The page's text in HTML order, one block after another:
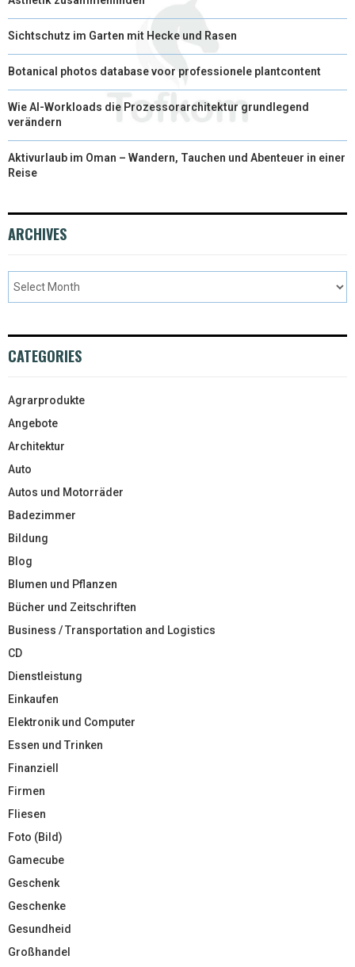
)
Sichtschutz im Garten mit Hecke und Rasen
Botanical photos database voor professionele plantcontent
Wie AI-Workloads die Prozessorarchitektur grundlegend
verändern
Aktivurlaub im Oman – Wandern, Tauchen und Abenteuer in einer
Reise
ARCHIVES
CATEGORIES
Agrarprodukte
Angebote
Architektur
Auto
Autos und Motorräder
Badezimmer
Bildung
Blog
Blumen und Pflanzen
Bücher und Zeitschriften
Business / Transportation and Logistics
CD
Dienstleistung
Einkaufen
Elektronik und Computer
Essen und Trinken
Finanziell
Firmen
Fliesen
Foto (Bild)
Gamecube
Geschenk
Geschenke
Gesundheid
Großhandel